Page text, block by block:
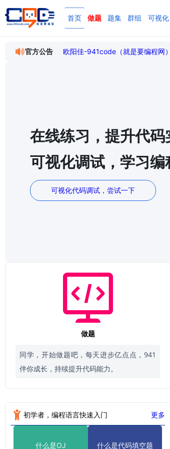
首页 做题 题集 群组 可视化
官方公告 欧阳佳-941code（就是要编程网
在线练习，提升代码
可视化调试，学习编
可视化代码调试，尝试一下
做题
同学，开始做题吧，每天进步亿点点，941
伴你成长，持续提升代码能力。
初学者，编程语言快速入门 更多
什么是OJ 什么是代码填空题